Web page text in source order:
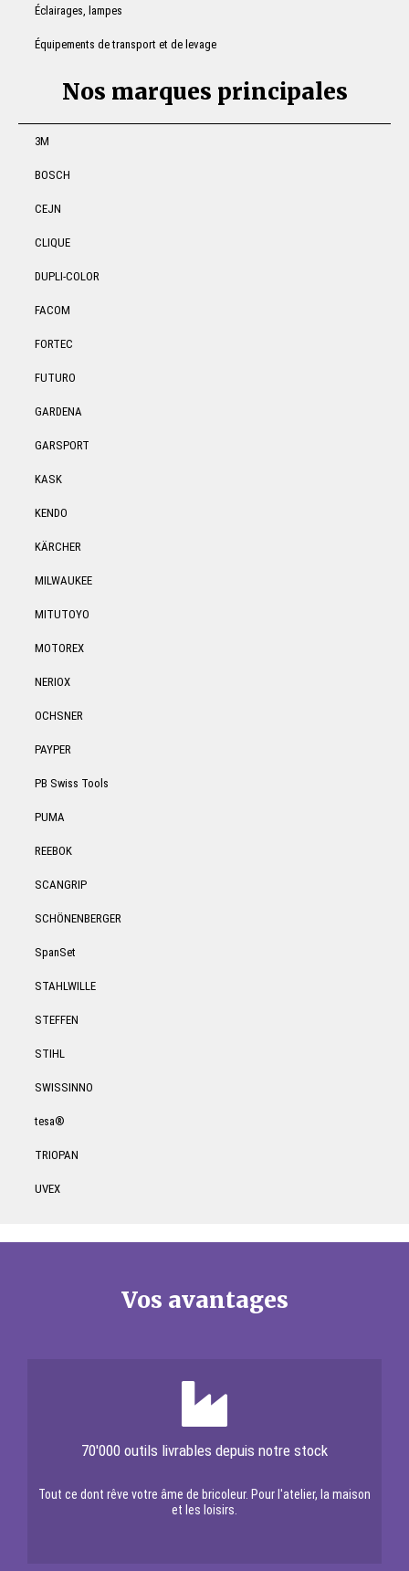
Éclairages, lampes
Équipements de transport et de levage
Nos marques principales
3M
BOSCH
CEJN
CLIQUE
DUPLI-COLOR
FACOM
FORTEC
FUTURO
GARDENA
GARSPORT
KASK
KENDO
KÄRCHER
MILWAUKEE
MITUTOYO
MOTOREX
NERIOX
OCHSNER
PAYPER
PB Swiss Tools
PUMA
REEBOK
SCANGRIP
SCHÖNENBERGER
SpanSet
STAHLWILLE
STEFFEN
STIHL
SWISSINNO
tesa®
TRIOPAN
UVEX
Vos avantages
70'000 outils livrables depuis notre stock
Tout ce dont rêve votre âme de bricoleur. Pour l'atelier, la maison
et les loisirs.